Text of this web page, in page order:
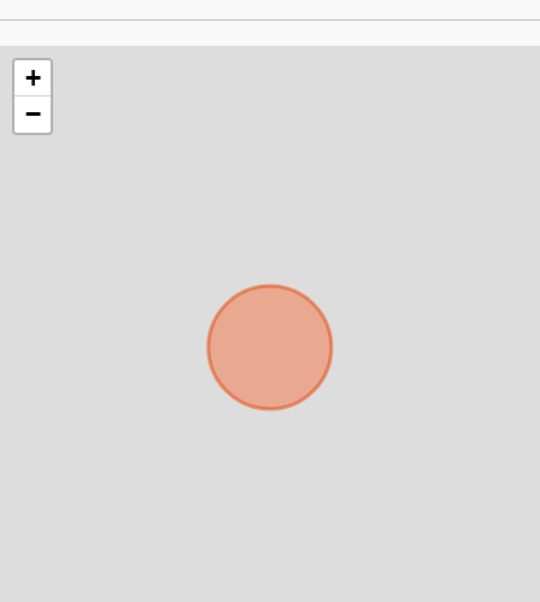
+
−
Para responderte
mejor y más rápido
Déjanos tus datos para identificar tu consulta en el
sistema de gestión de clientes.